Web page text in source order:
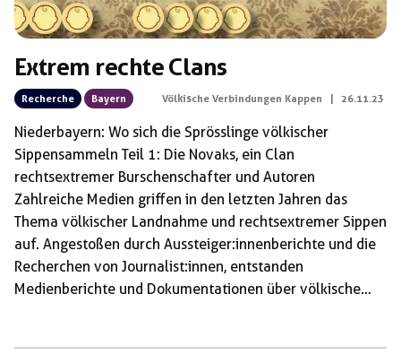
Extrem rechte Clans
Recherche Bayern Völkische Verbindungen Kappen 26.11.23
Niederbayern: Wo sich die Sprösslinge völkischer
Sippen sammeln Teil 1: Die Novaks, ein Clan
rechtsextremer Burschenschafter und Autoren
Zahlreiche Medien griffen in den letzten Jahren das
Thema völkischer Landnahme und rechtsextremer Sippen
auf. Angestoßen durch Aussteiger:innenberichte und die
Recherchen von Journalist:innen, entstanden
Medienberichte und Dokumentationen über völkische